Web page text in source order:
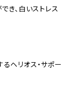
、白いストレス
ヘリオス・サポー